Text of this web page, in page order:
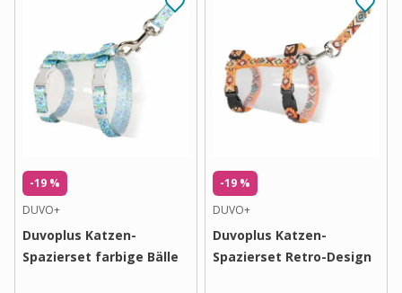
-19 %
DUVO+
Duvoplus Katzen-
Spazierset farbige Bälle
-19 %
DUVO+
Duvoplus Katzen-
Spazierset Retro-Design